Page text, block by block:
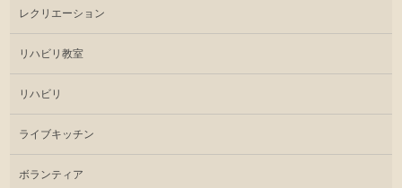
レクリエーション
リハビリ教室
リハビリ
ライブキッチン
ボランティア